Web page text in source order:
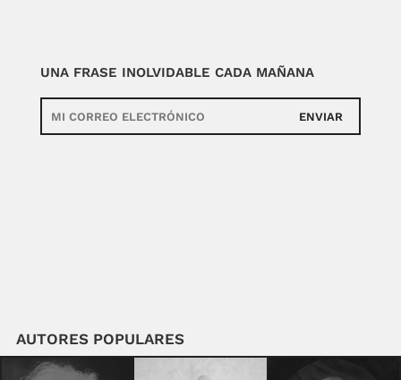
UNA FRASE INOLVIDABLE CADA MAÑANA
ENVIAR
AUTORES POPULARES